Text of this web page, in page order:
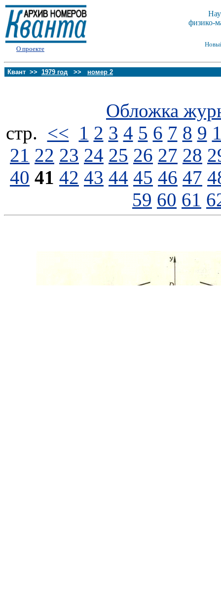
О проекте
физико-
Квант >> 1979 год >> номер 2
Обложка
стp. << 1 2 3 4 5 6 7 8 9
21 22 23 24 25 26 27 28
40 41 42 43 44 45 46 47
59 60 61